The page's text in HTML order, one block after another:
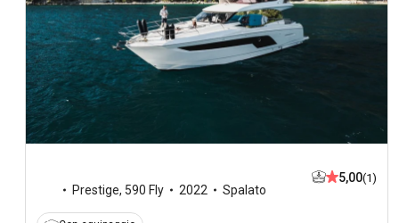
Prestige, 590 Fly 2022 Spalato
5,00(1)